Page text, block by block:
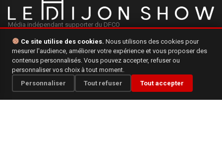
Média indépendant supporter du DFCO
INFORMATIONS
Mentions légales
Qui sommes-nous ?
Ce site utilise des cookies. Nous utilisons des cookies pour
mesurer l'audience, améliorer votre expérience et vous proposer des
contenus personnalisés. Vous pouvez accepter, refuser ou
personnaliser vos choix à tout moment.
Personnaliser
Tout refuser Tout accepter